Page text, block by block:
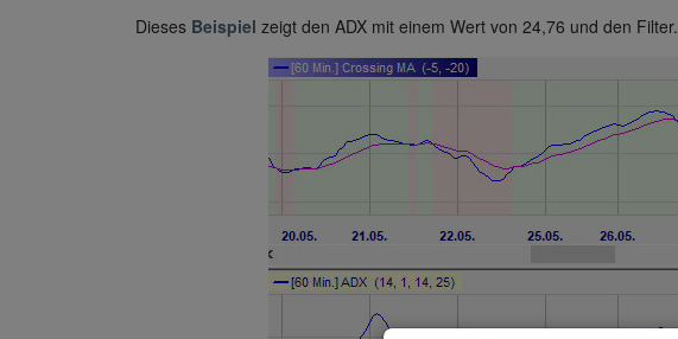
Dieses Beispiel zeigt den ADX mit einem Wert von 24,76 und den Filter.